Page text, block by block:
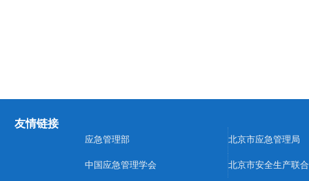
友情链接
中国应急管理学会 北京市安全生产联
应急管理部 北京市应急管理局